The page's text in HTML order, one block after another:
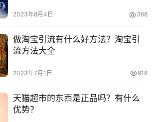
容，相信大家已经知道了淘宝极速退
，然后拒绝退款申请哦!
是什么?如何用千牛查看数据?
默订单?静默订单多了会怎样?
2023年8月4日 368
做淘宝引流有什么好方法？淘宝引
流方法大全
2023年7月1日 918
天猫超市的东西是正品吗？有什么
优势？